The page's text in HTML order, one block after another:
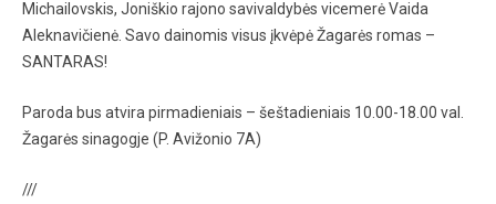
Michailovskis, Joniškio rajono savivaldybės vicemerė Vaida
Aleknavičienė. Savo dainomis visus įkvėpė Žagarės romas –
SANTARAS!
Paroda bus atvira pirmadieniais – šeštadieniais 10.00-18.00 val.
Žagarės sinagogje (P. Avižonio 7A)
///